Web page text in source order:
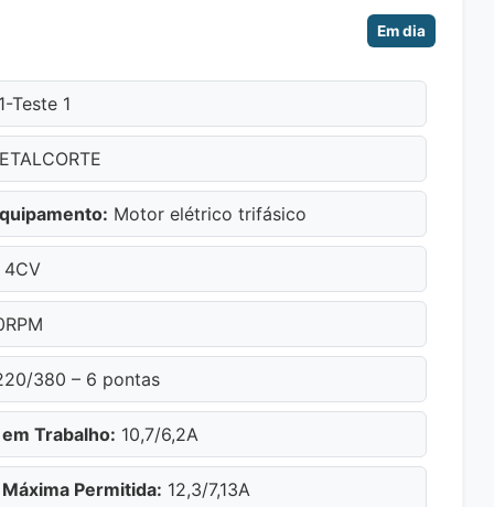
Em dia
Teste 1
Motor elétrico trifásico
4CV
380 – 6 pontas
Trabalho: 10,7/6,2A
Permitida: 12,3/7,13A